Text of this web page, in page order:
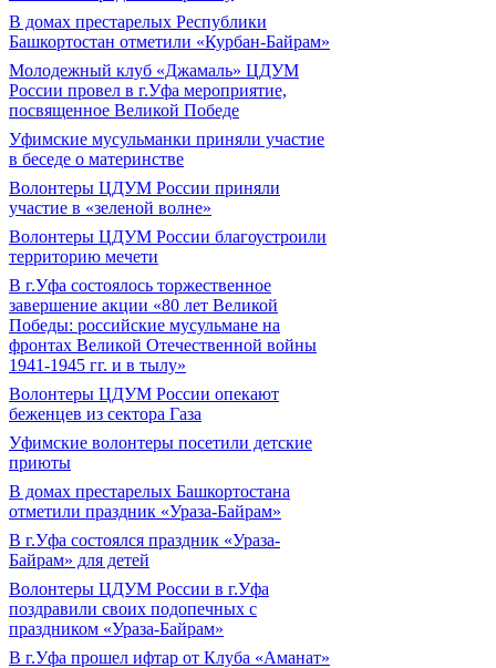
В домах престарелых Республики
Башкортостан отметили «Курбан-Байрам»
Молодежный клуб «Джамаль» ЦДУМ
России провел в г.Уфа мероприятие,
посвященное Великой Победе
Уфимские мусульманки приняли участие
в беседе о материнстве
Волонтеры ЦДУМ России приняли
участие в «зеленой волне»
Волонтеры ЦДУМ России благоустроили
территорию мечети
В г.Уфа состоялось торжественное
завершение акции «80 лет Великой
Победы: российские мусульмане на
фронтах Великой Отечественной войны
1941-1945 гг. и в тылу»
Волонтеры ЦДУМ России опекают
беженцев из сектора Газа
Уфимские волонтеры посетили детские
приюты
В домах престарелых Башкортостана
отметили праздник «Ураза-Байрам»
В г.Уфа состоялся праздник «Ураза-
Байрам» для детей
Волонтеры ЦДУМ России в г.Уфа
поздравили своих подопечных с
праздником «Ураза-Байрам»
В г.Уфа прошел ифтар от Клуба «Аманат»